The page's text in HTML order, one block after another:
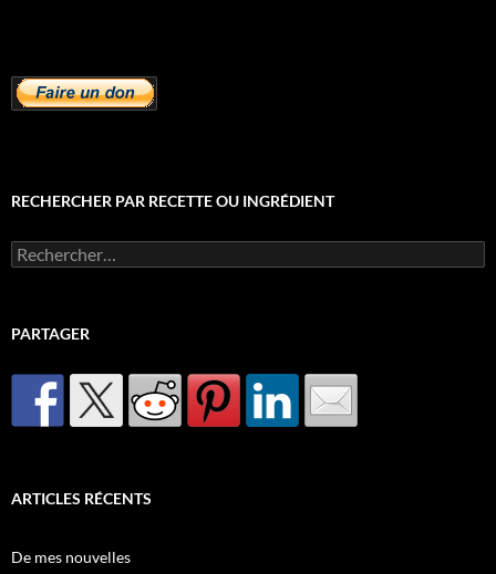
RECHERCHER PAR RECETTE OU INGRÉDIENT
Rechercher :
PARTAGER
ARTICLES RÉCENTS
De mes nouvelles